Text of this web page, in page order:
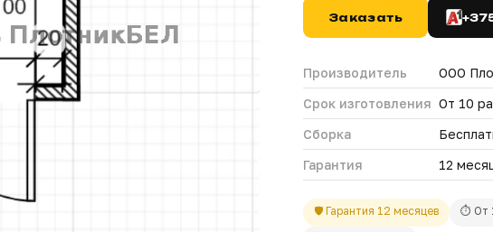
Заказать
Производитель
ООО
Срок изготовления От 10
Сборка
Гарантия
12
🛡 Гарантия 12 месяцев ⏱ От